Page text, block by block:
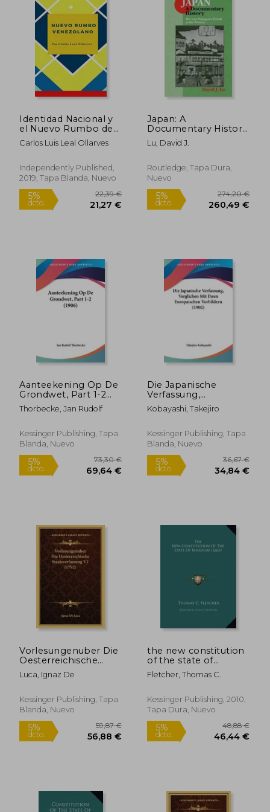
dcto. 85,07 € dcto.
5%
dcto.
47,66 €
45,28 €
5%
dcto.
Identidad Nacional y
el Nuevo Rumbo de
la Nación Venezolana
Carlos Luis Leal Ollarves
Independently Published,
2019, Tapa Blanda, Nuevo
5%
dcto.
22,39 €
Japan: A
Documentary History:
Vol 2: The Late
Tokugawa Period to
Documentary History
(en Inglés)
Lu, David J.
Routledge, Tapa Dura,
Nuevo
5%
dcto.
Aanteekening Op De
Grondwet, Part 1-2
(1906)
Thorbecke, Jan Rudolf
Kessinger Publishing, Tapa
Blanda, Nuevo
Die Japanische
Verfassung,
Verglichen Mit Ihren
Europaischen
Alemán)
Kobayashi, Takejiro
Kessinger Publishing, Tapa
Blanda, Nuevo
Vorlesungenuber Die
Oesterreichische
Staatsverfassung V1
(1792) (en Alemán)
Luca, Ignaz De
Kessinger Publishing, Tapa
Blanda, Nuevo
the new constitution
of the state of
missouri (1865) (en
Inglés)
Fletcher, Thomas C.
Kessinger Publishing, 2010,
Tapa Dura, Nuevo